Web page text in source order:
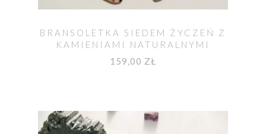
BRANSOLETKA SIEDEM ŻYCZEŃ Z
KAMIENIAMI NATURALNYMI
159,00 ZŁ